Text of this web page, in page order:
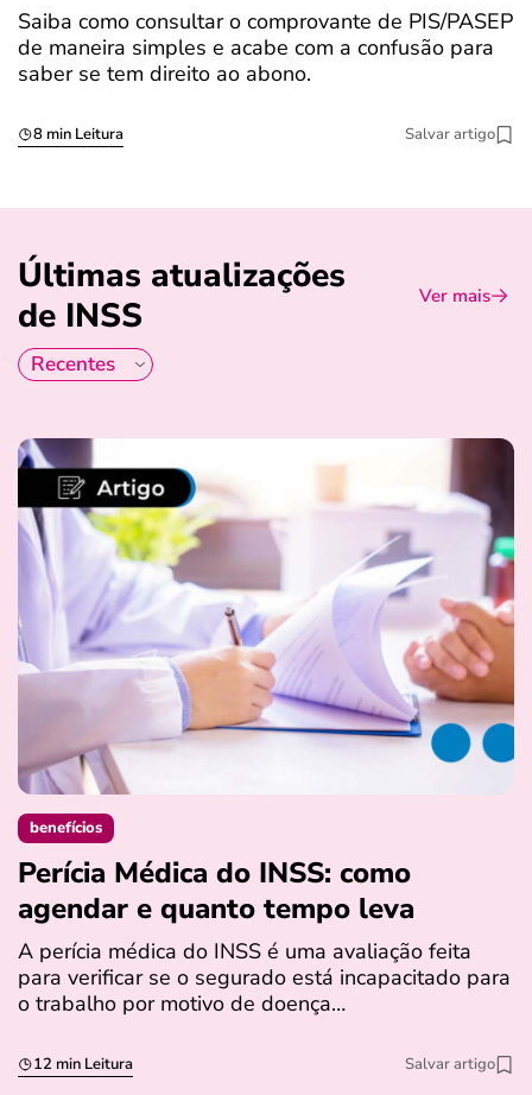
Saiba como consultar o comprovante de PIS/PASEP
de maneira simples e acabe com a confusão para
saber se tem direito ao abono.
8 min Leitura Salvar artigo
Últimas atualizações
de INSS
Ver mais
benefícios
Perícia Médica do INSS: como
agendar e quanto tempo leva
A perícia médica do INSS é uma avaliação feita
para verificar se o segurado está incapacitado para
o trabalho por motivo de doença…
12 min Leitura Salvar artigo